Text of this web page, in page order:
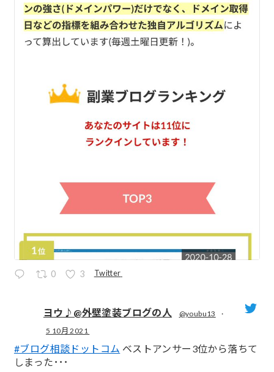
0 3 Twitter
ヨウ♪@外壁塗装ブログの人 @youbu13
·
5 10月 2021
#ブログ相談ドットコム ベストアンサー3位から落ちて
しまった･･･